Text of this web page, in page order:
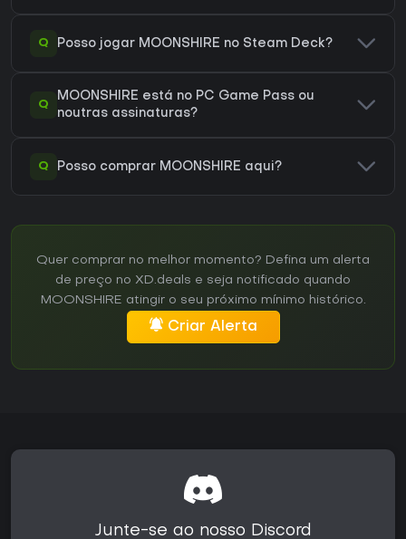
Q Posso jogar MOONSHIRE no Steam Deck?
Q
MOONSHIRE está no PC Game Pass ou
noutras assinaturas?
Q Posso comprar MOONSHIRE aqui?
Quer comprar no melhor momento? Defina um alerta
de preço no XD.deals e seja notificado quando
MOONSHIRE atingir o seu próximo mínimo histórico.
Criar Alerta
Junte-se ao nosso Discord